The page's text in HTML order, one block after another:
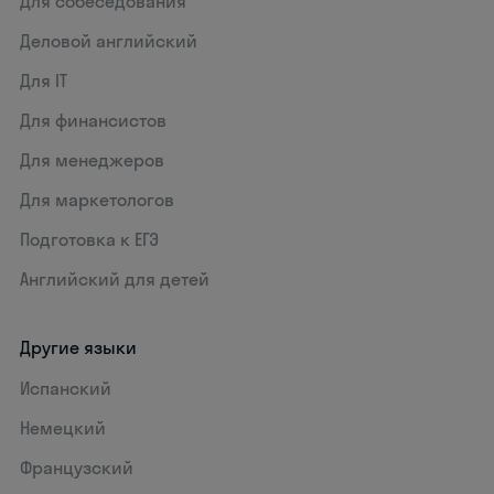
Деловой английский
Для IT
Для финансистов
Для менеджеров
Для маркетологов
Подготовка к ЕГЭ
Английский для детей
Другие языки
Испанский
Немецкий
Французский